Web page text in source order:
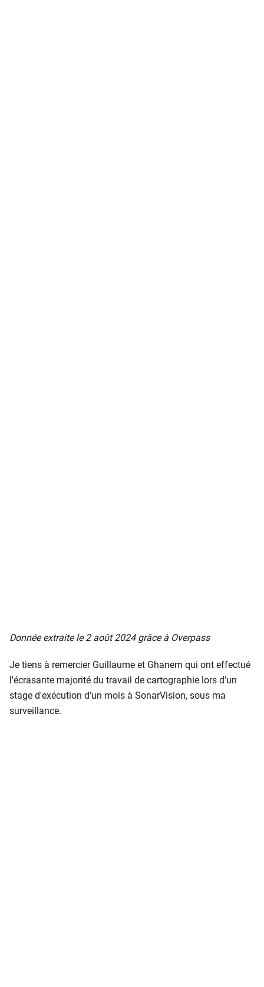
Donnée extraite le 2 août 2024 grâce à Overpass
Je tiens à remercier Guillaume et Ghanem qui ont effectué
l'écrasante majorité du travail de cartographie lors d'un
stage d'exécution d'un mois à SonarVision, sous ma
surveillance.